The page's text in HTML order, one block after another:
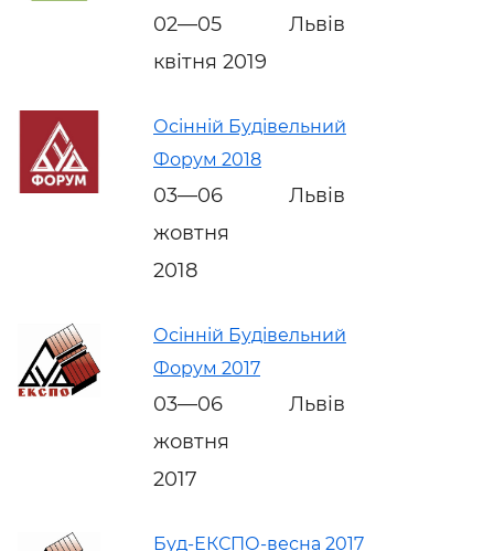
02—05
квітня 2019
Львів
Осінній Будівельний
Форум 2018
03—06
жовтня
2018
Львів
Осінній Будівельний
Форум 2017
03—06
жовтня
2017
Львів
Буд-ЕКСПО-весна 2017